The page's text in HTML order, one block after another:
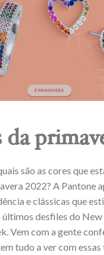
da
são as cores que
2022? A Pantone
e clássicas que
últimos desfiles do New
Vem com a gente
tudo a ver com